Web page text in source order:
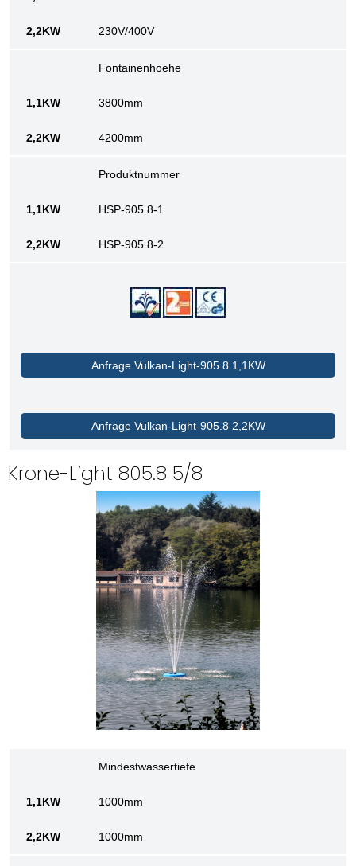
230V/400V
Fontainenhoehe
3800mm
4200mm
Produktnummer
HSP-905.8-1
HSP-905.8-2
Anfrage Vulkan-Light-905.8 1,1KW
Anfrage Vulkan-Light-905.8 2,2KW
Krone-Light 805.8 5/8
Mindestwassertiefe
1000mm
1000mm